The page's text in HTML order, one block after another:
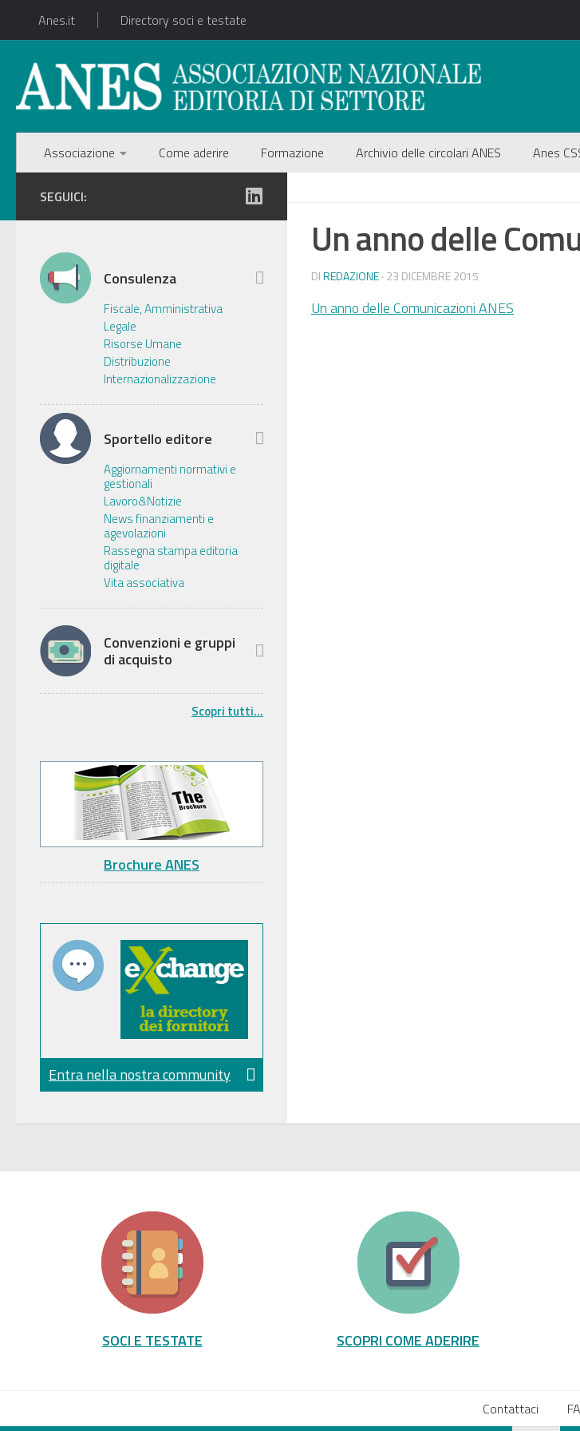
Anes.it Directory soci e testate
Associazione Come aderire Formazione Archivio delle circolari ANES Anes
Un anno delle
DIREDAZIONE· 23 DICEMBRE 2015
Un anno delle Comunicazioni ANES
SEGUICI:
Consulenza
Fiscale, Amministrativa
Legale
Risorse Umane
Distribuzione
Internazionalizzazione
Sportello editore
Aggiornamenti normativi e
gestionali
Lavoro&Notizie
News finanziamenti e
agevolazioni
Rassegna stampa editoria
digitale
Vita associativa
Convenzioni e gruppi
di acquisto
Scopri tutti...
Brochure ANES
Entra nella nostra community
SOCI E TESTATE SCOPRI COME ADERIRE
Contattaci